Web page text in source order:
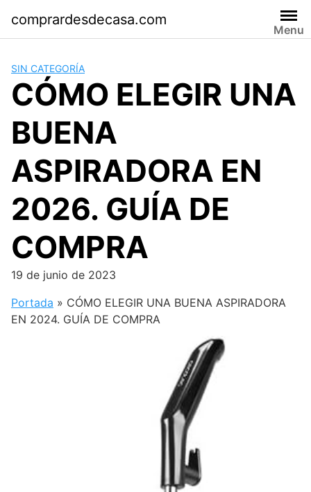
contenido
comprardesdecasa.com
Menu
SIN CATEGORÍA
CÓMO ELEGIR UNA
BUENA
ASPIRADORA EN
2026. GUÍA DE
COMPRA
19 de junio de 2023
Portada » CÓMO ELEGIR UNA BUENA ASPIRADORA
EN 2024. GUÍA DE COMPRA